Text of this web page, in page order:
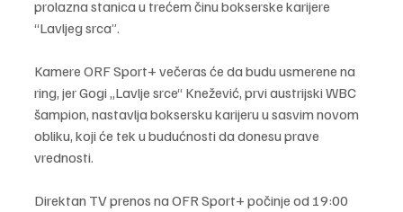
prolazna stanica u trećem činu bokserske karijere
“Lavljeg srca”.
Kamere ORF Sport+ večeras će da budu usmerene na
ring, jer Gogi „Lavlje srce“ Knežević, prvi austrijski WBC
šampion, nastavlja boksersku karijeru u sasvim novom
obliku, koji će tek u budućnosti da donesu prave
vrednosti.
Direktan TV prenos na OFR Sport+ počinje od 19:00